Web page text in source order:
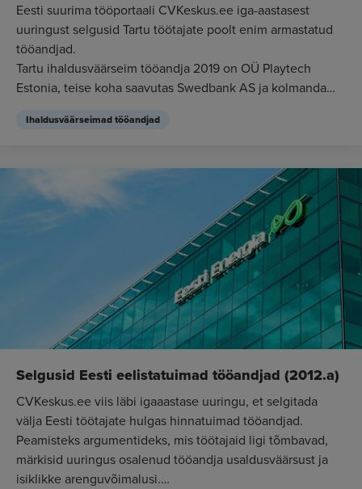
Eesti suurima tööportaali CVKeskus.ee iga-aastasest
uuringust selgusid Tartu töötajate poolt enim armastatud
tööandjad.
Tartu ihaldusväärseim tööandja 2019 on OÜ Playtech
Estonia, teise koha saavutas Swedbank AS ja kolmanda
Ihaldusväärseimad tööandjad
Selgusid Eesti eelistatuimad tööandjad (2012.a)
CVKeskus.ee viis läbi igaaastase uuringu, et selgitada
välja Eesti töötajate hulgas hinnatuimad tööandjad.
Peamisteks argumentideks, mis töötajaid ligi tõmbavad,
märkisid uuringus osalenud tööandja usaldusväärsust ja
isiklikke arenguvõimalusi.